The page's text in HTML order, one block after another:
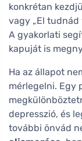
konkrétan
vagy „El
A gyakorlati
kapuját is
Ha az állapot
mérlegelni. Egy
depresszió, és
további önvád